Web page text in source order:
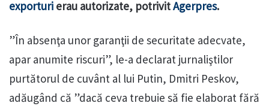
exporturi erau autorizate, potrivitAgerpres.
”În absenţa unor garanţii de securitate adecvate,
apar anumite riscuri”, le-a declarat jurnaliştilor
purtătorul de cuvânt al lui Putin, Dmitri Peskov,
adăugând că ”dacă ceva trebuie să fie elaborat fără